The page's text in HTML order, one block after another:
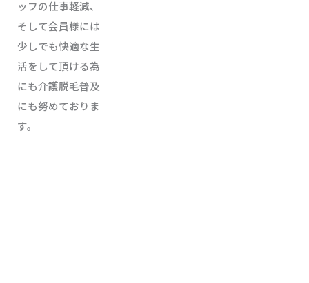
ッフの仕事軽減、
そして会員様には
少しでも快適な生
活をして頂ける為
にも介護脱毛普及
にも努めておりま
す。